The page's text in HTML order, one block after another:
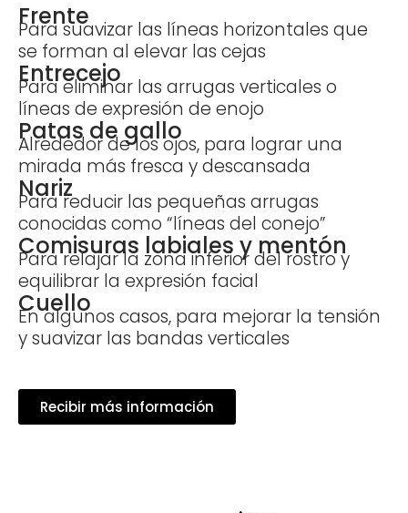
Frente
Para suavizar las líneas horizontales que
se forman al elevar las cejas
Entrecejo
Para eliminar las arrugas verticales o
líneas de expresión de enojo
Patas de gallo
Alrededor de los ojos, para lograr una
mirada más fresca y descansada
Nariz
Para reducir las pequeñas arrugas
conocidas como “líneas del conejo”
Comisuras labiales y mentón
Para relajar la zona inferior del rostro y
equilibrar la expresión facial
Cuello
En algunos casos, para mejorar la tensión
y suavizar las bandas verticales
Recibir más información